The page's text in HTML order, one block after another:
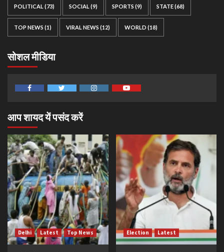
POLITICAL (73) SOCIAL (9) SPORTS (9) STATE(68)
TOP NEWS (1) VIRAL NEWS (12) WORLD (18)
सोशल मीडिया
आप शायद यें पसंद करें
Delhi Latest Top News Election Latest